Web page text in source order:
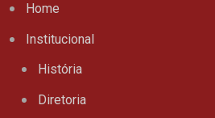
Home
Institucional
História
Diretoria